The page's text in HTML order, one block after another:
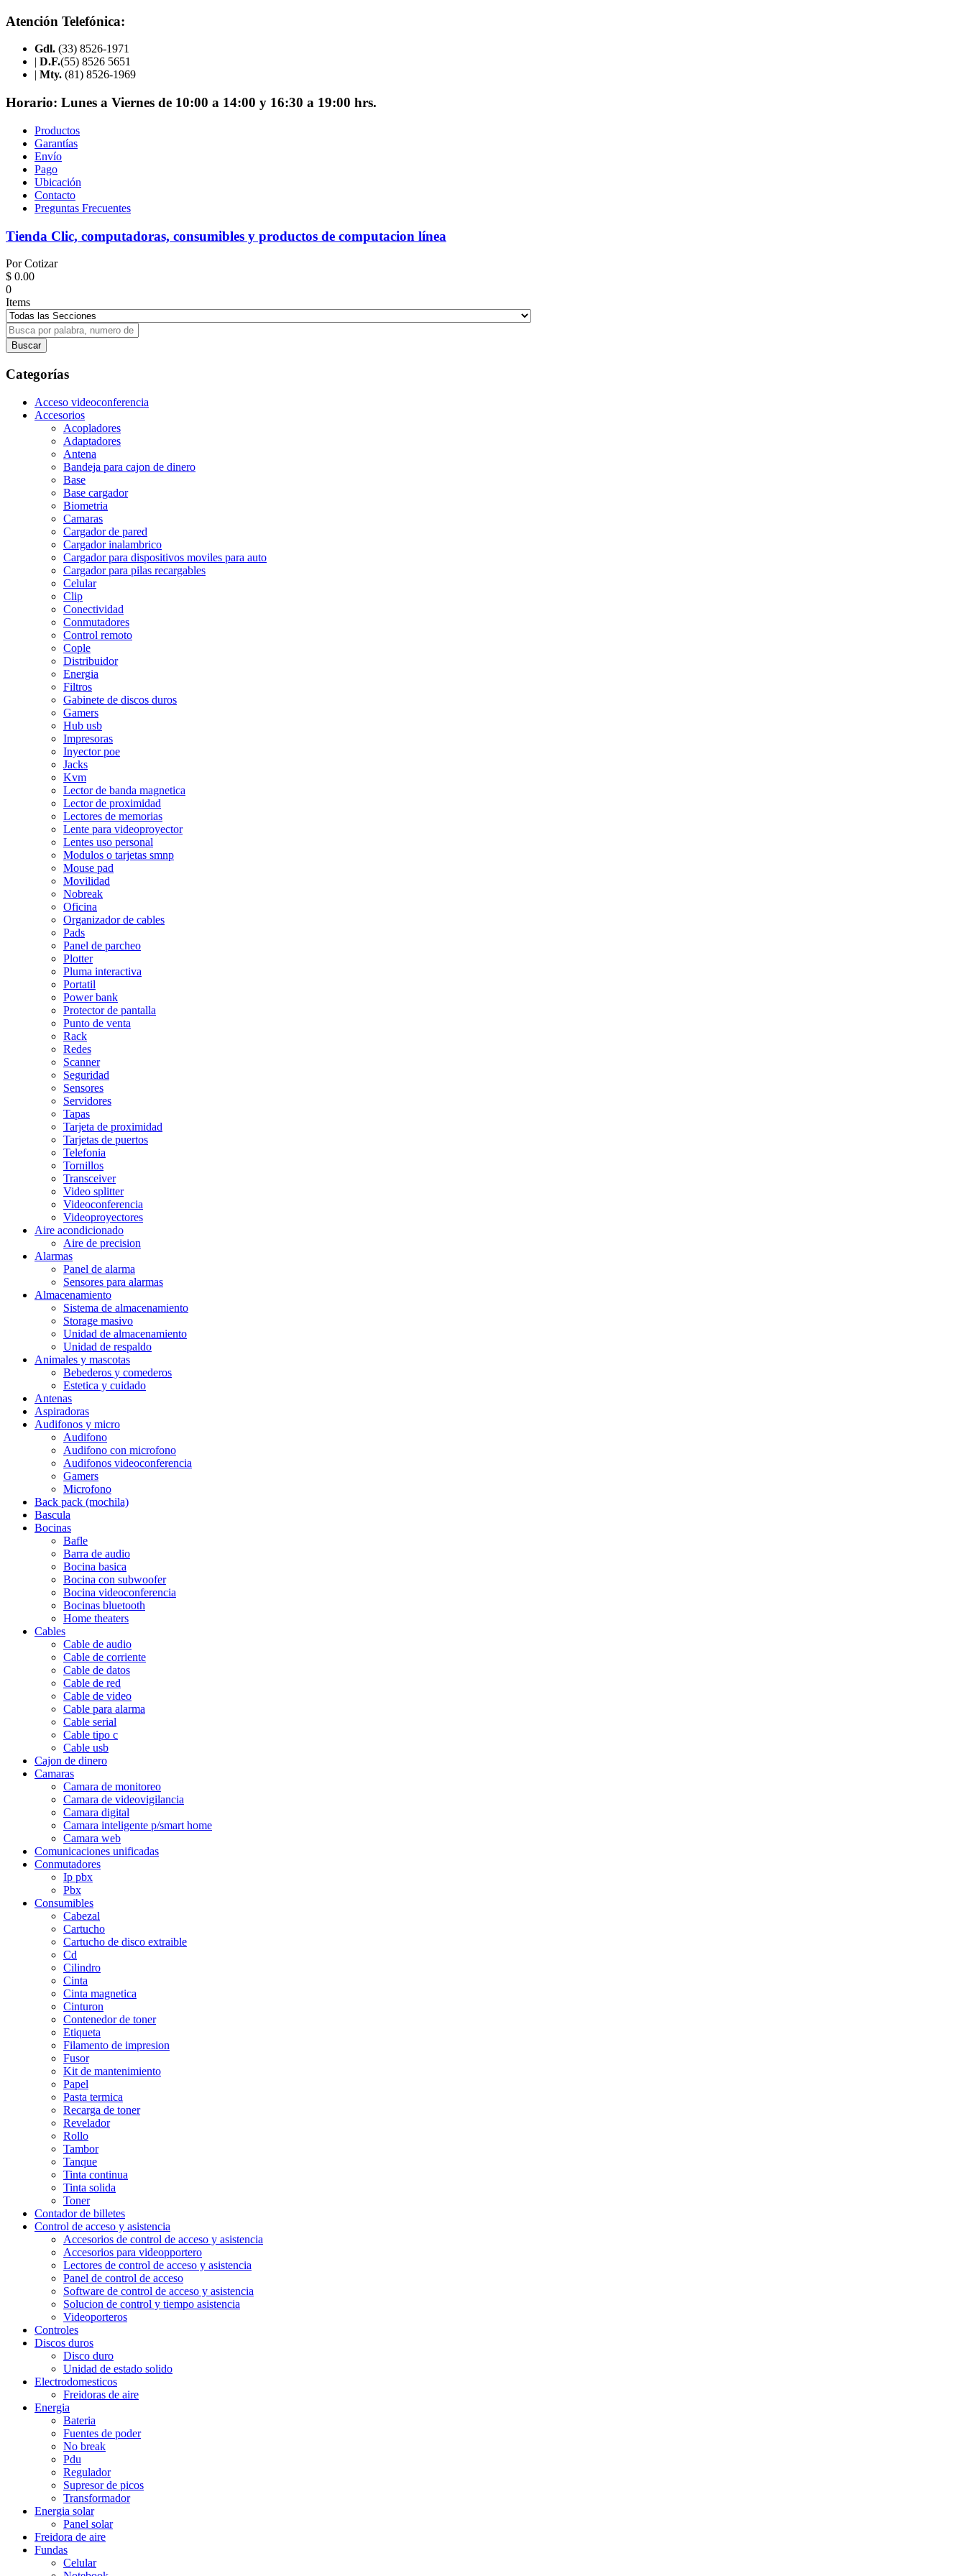
Atención Telefónica:
Gdl. (33) 8526-1971
| D.F.(55) 8526 5651
| Mty. (81) 8526-1969
Horario: Lunes a Viernes de 10:00 a 14:00 y 16:30 a 19:00 hrs.
Productos
Garantías
Envío
Pago
Ubicación
Contacto
Preguntas Frecuentes
Tienda Clic, computadoras, consumibles y productos de computacion línea
Por Cotizar
$ 0.00
0
Items
Categorías
Acceso videoconferencia
Accesorios
Acopladores
Adaptadores
Antena
Bandeja para cajon de dinero
Base
Base cargador
Biometria
Camaras
Cargador de pared
Cargador inalambrico
Cargador para dispositivos moviles para auto
Cargador para pilas recargables
Celular
Clip
Conectividad
Conmutadores
Control remoto
Cople
Distribuidor
Energia
Filtros
Gabinete de discos duros
Gamers
Hub usb
Impresoras
Inyector poe
Jacks
Kvm
Lector de banda magnetica
Lector de proximidad
Lectores de memorias
Lente para videoproyector
Lentes uso personal
Modulos o tarjetas smnp
Mouse pad
Movilidad
Nobreak
Oficina
Organizador de cables
Pads
Panel de parcheo
Plotter
Pluma interactiva
Portatil
Power bank
Protector de pantalla
Punto de venta
Rack
Redes
Scanner
Seguridad
Sensores
Servidores
Tapas
Tarjeta de proximidad
Tarjetas de puertos
Telefonia
Tornillos
Transceiver
Video splitter
Videoconferencia
Videoproyectores
Aire acondicionado
Aire de precision
Alarmas
Panel de alarma
Sensores para alarmas
Almacenamiento
Sistema de almacenamiento
Storage masivo
Unidad de almacenamiento
Unidad de respaldo
Animales y mascotas
Bebederos y comederos
Estetica y cuidado
Antenas
Aspiradoras
Audifonos y micro
Audifono
Audifono con microfono
Audifonos videoconferencia
Gamers
Microfono
Back pack (mochila)
Bascula
Bocinas
Bafle
Barra de audio
Bocina basica
Bocina con subwoofer
Bocina videoconferencia
Bocinas bluetooth
Home theaters
Cables
Cable de audio
Cable de corriente
Cable de datos
Cable de red
Cable de video
Cable para alarma
Cable serial
Cable tipo c
Cable usb
Cajon de dinero
Camaras
Camara de monitoreo
Camara de videovigilancia
Camara digital
Camara inteligente p/smart home
Camara web
Comunicaciones unificadas
Conmutadores
Ip pbx
Pbx
Consumibles
Cabezal
Cartucho
Cartucho de disco extraible
Cd
Cilindro
Cinta
Cinta magnetica
Cinturon
Contenedor de toner
Etiqueta
Filamento de impresion
Fusor
Kit de mantenimiento
Papel
Pasta termica
Recarga de toner
Revelador
Rollo
Tambor
Tanque
Tinta continua
Tinta solida
Toner
Contador de billetes
Control de acceso y asistencia
Accesorios de control de acceso y asistencia
Accesorios para videopportero
Lectores de control de acceso y asistencia
Panel de control de acceso
Software de control de acceso y asistencia
Solucion de control y tiempo asistencia
Videoporteros
Controles
Discos duros
Disco duro
Unidad de estado solido
Electrodomesticos
Freidoras de aire
Energia
Bateria
Fuentes de poder
No break
Pdu
Regulador
Supresor de picos
Transformador
Energia solar
Panel solar
Freidora de aire
Fundas
Celular